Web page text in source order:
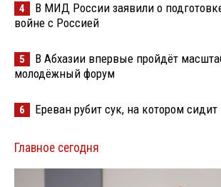
4
В МИД России заявили о
войне с Россией
5
В Абхазии впервые пройдёт
молодёжный форум
6 Ереван рубит сук, на котором сидит
Главное сегодня